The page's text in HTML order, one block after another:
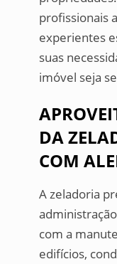
profissionais
experientes
suas
imóvel seja
DA
COM
A zeladoria
com a
edifícios,